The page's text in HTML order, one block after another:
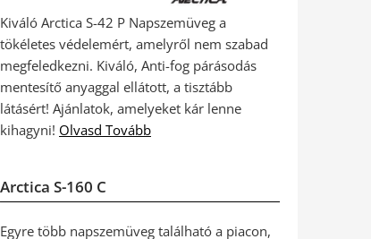
Kiváló Arctica S-42 P Napszemüveg a
tökéletes védelemért, amelyről nem szabad
megfeledkezni. Kiváló, Anti-fog párásodás
mentesítő anyaggal ellátott, a tisztább
látásért! Ajánlatok, amelyeket kár lenne
kihagyni! Olvasd Tovább
Arctica S-160 C
Egyre több napszemüveg található a piacon,